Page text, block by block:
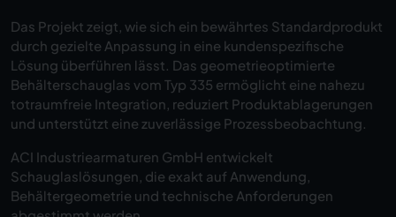
Das Projekt zeigt, wie sich ein bewährtes Standardprodukt
durch gezielte Anpassung in eine kundenspezifische
Lösung überführen lässt. Das geometrieoptimierte
Behälterschauglas vom Typ 335 ermöglicht eine nahezu
totraumfreie Integration, reduziert Produktablagerungen
und unterstützt eine zuverlässige Prozessbeobachtung.
ACI Industriearmaturen GmbH entwickelt
Schauglaslösungen, die exakt auf Anwendung,
Behältergeometrie und technische Anforderungen